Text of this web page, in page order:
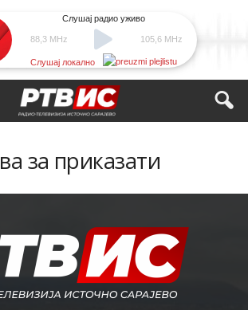
88,3 MHz
Слушај радио уживо
105,6 MHz
Слушај локално
за приказати